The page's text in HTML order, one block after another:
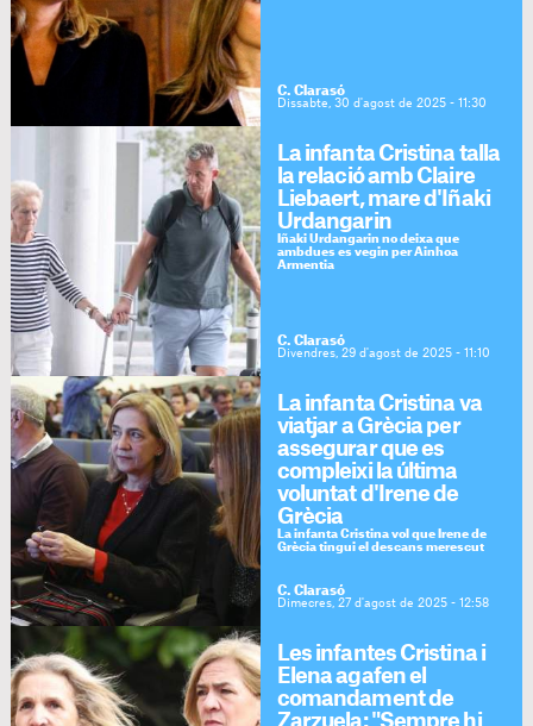
C. Clarasó
Dissabte, 30 d'agost de 2025 - 11:30
La infanta Cristina talla
la relació amb Claire
Liebaert, mare d'Iñaki
Urdangarin
Iñaki Urdangarin no deixa que
ambdues es vegin per Ainhoa
Armentia
C. Clarasó
Divendres, 29 d'agost de 2025 - 11:10
La infanta Cristina va
viatjar a Grècia per
assegurar que es
compleixi la última
voluntat d'Irene de
Grècia
La infanta Cristina vol que Irene de
Grècia tingui el descans merescut
C. Clarasó
Dimecres, 27 d'agost de 2025 - 12:58
Les infantes Cristina i
Elena agafen el
comandament de
Zarzuela: "Sempre hi